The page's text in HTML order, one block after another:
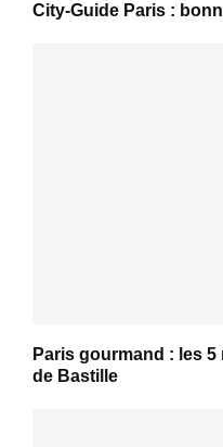
City-Guide Paris :
Paris gourmand : les
de Bastille